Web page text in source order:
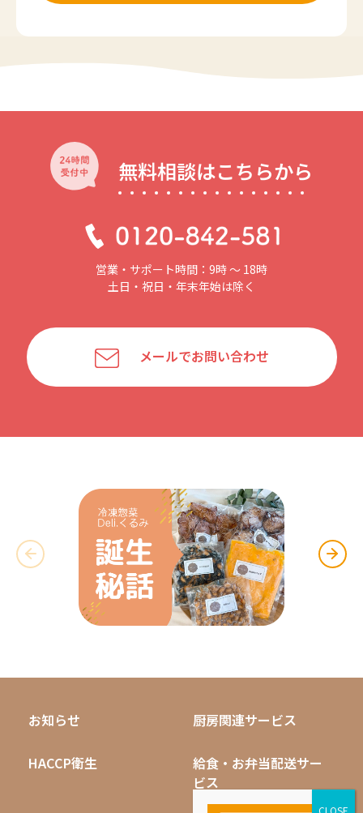
無料相談はこちらから
営業・サポート時間：9時 〜 18時
土日・祝日・年末年始は除く
メールでお問い合わせ
お知らせ 厨房関連サービス
HACCP衛生
給食・お弁当配送サー
ビス